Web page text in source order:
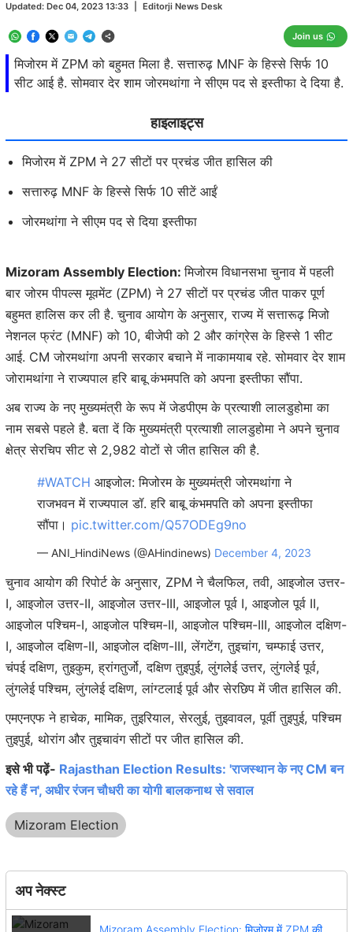
मिजोरम में ZPM को बहुमत मिला है. सत्तारुढ़ MNF के हिस्से सिर्फ 10
सीट आई है. सोमवार देर शाम जोरमथांगा ने सीएम पद से इस्तीफा दे दिया है.
Updated: Dec 04, 2023 13:33 Editorji News Desk
Join us
हाइलाइट्स
मिजोरम में ZPM ने 27 सीटों पर प्रचंड जीत हासिल की
सत्तारुढ़ MNF के हिस्से सिर्फ 10 सीटें आईं
जोरमथांगा ने सीएम पद से दिया इस्तीफा
Mizoram Assembly Election:मिजोरम विधानसभा चुनाव में पहली
बार जोरम पीपल्स मूवमेंट (ZPM) ने 27 सीटों पर प्रचंड जीत पाकर पूर्ण
बहुमत हालिस कर ली है. चुनाव आयोग के अनुसार, राज्य में सत्तारूढ़ मिजो
नेशनल फ्रंट (MNF) को 10, बीजेपी को 2 और कांग्रेस के हिस्से 1 सीट
आई. CM जोरमथांगा अपनी सरकार बचाने में नाकामयाब रहे. सोमवार देर शाम
जोरामथांगा ने राज्यपाल हरि बाबू कंभमपति को अपना इस्तीफा सौंपा.
अब राज्य के नए मुख्यमंत्री के रूप में जेडपीएम के प्रत्याशी लालडुहोमा का
नाम सबसे पहले है. बता दें कि मुख्यमंत्री प्रत्याशी लालडुहोमा ने अपने चुनाव
क्षेत्र सेरचिप सीट से 2,982 वोटों से जीत हासिल की है.
#WATCH आइजोल: मिजोरम के मुख्यमंत्री जोरमथांगा ने
राजभवन में राज्यपाल डॉ. हरि बाबू कंभमपति को अपना इस्तीफा
सौंपा। pic.twitter.com/Q57ODEg9no
— ANI_HindiNews (@AHindinews) December 4, 2023
चुनाव आयोग की रिपोर्ट के अनुसार, ZPM ने चैलफिल, तवी, आइजोल उत्तर-
I, आइजोल उत्तर-II, आइजोल उत्तर-III, आइजोल पूर्व I, आइजोल पूर्व II,
आइजोल पश्चिम-I, आइजोल पश्चिम-II, आइजोल पश्चिम-III, आइजोल दक्षिण-
I, आइजोल दक्षिण-II, आइजोल दक्षिण-III, लेंगटेंग, तुइचांग, ​​चम्फाई उत्तर,
चंपई दक्षिण, तुइकुम, ह्रांगतुर्जो, दक्षिण तुइपुई, लुंगलेई उत्तर, लुंगलेई पूर्व,
लुंगलेई पश्चिम, लुंगलेई दक्षिण, लांग्टलाई पूर्व और सेरछिप में जीत हासिल की.
एमएनएफ ने हाचेक, मामिक, तुइरियाल, सेरलुई, तुइवावल, पूर्वी तुइपुई, पश्चिम
तुइपुई, थोरांग और तुइचावंग सीटों पर जीत हासिल की.
इसे भी पढ़ें- Rajasthan Election Results: 'राजस्थान के नए CM बन
रहे हैं न', अधीर रंजन चौधरी का योगी बालकनाथ से सवाल
Mizoram Election
अप नेक्स्ट
Mizoram Assembly Election: मिजोरम में ZPM की